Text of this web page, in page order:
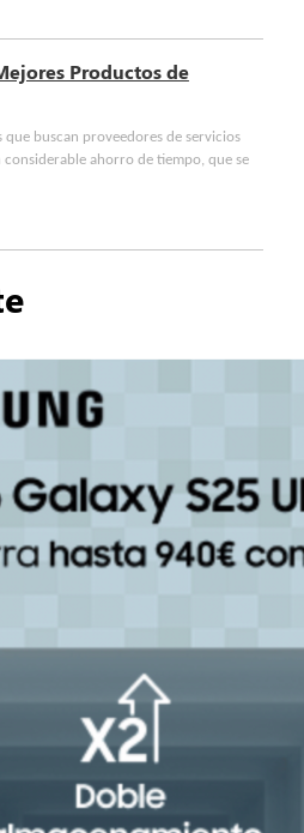
Productos de
que buscan proveedores de servicios
ahorro de tiempo, que se